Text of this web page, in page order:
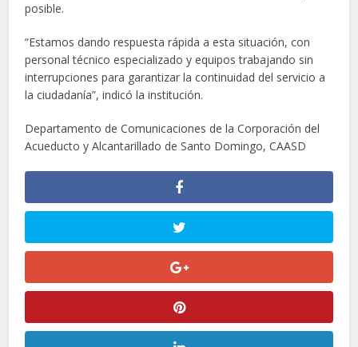
posible.
“Estamos dando respuesta rápida a esta situación, con
personal técnico especializado y equipos trabajando sin
interrupciones para garantizar la continuidad del servicio a
la ciudadanía”, indicó la institución.
Departamento de Comunicaciones de la Corporación del
Acueducto y Alcantarillado de Santo Domingo, CAASD